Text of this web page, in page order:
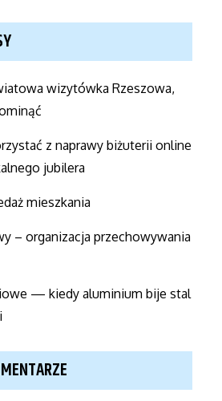
wizytówka Rzeszowa,
z naprawy biżuterii online
jubilera
mieszkania
– organizacja przechowywania
— kiedy aluminium bije stal